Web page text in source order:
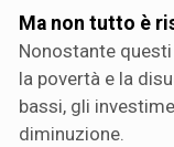
Ma non tutto è
Nonostante
la povertà e la
bassi, gli
diminuzione.